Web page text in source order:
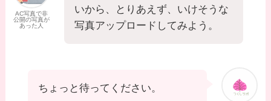
AC写真で非
公開の写真が
あった人
いから、とりあえず、いけそうな
写真アップロードしてみよう。
ちょっと待ってください。